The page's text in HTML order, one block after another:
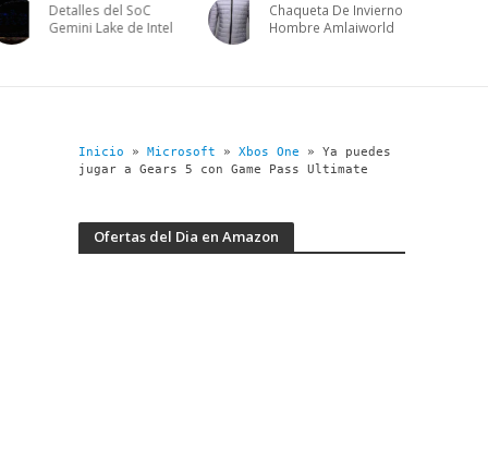
Detalles del SoC
Gemini Lake de Intel
Chaqueta De Invierno
Hombre Amlaiworld
Inicio » Microsoft » Xbos One » Ya puedes
jugar a Gears 5 con Game Pass Ultimate
Ofertas del Dia en Amazon